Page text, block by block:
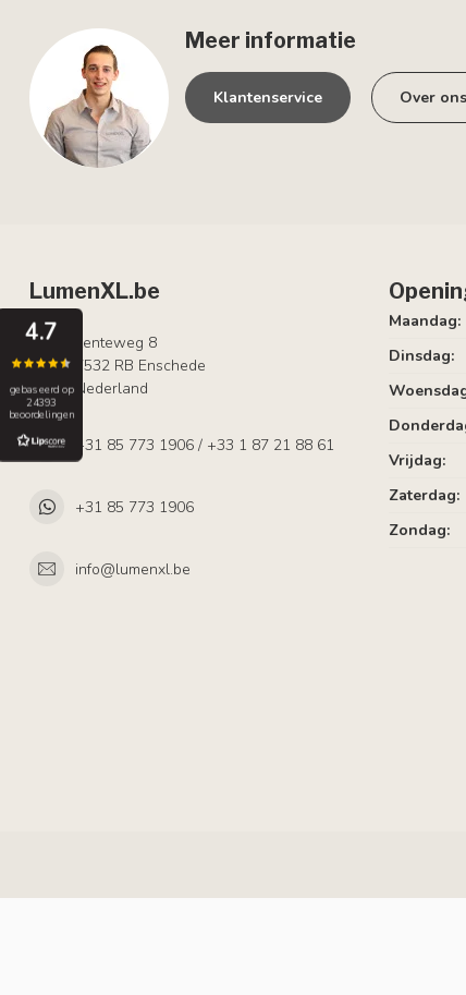
4.7
gebaseerd op
24393
beoordelingen
Meer informatie
Klantenservice Over ons
LumenXL.be
Lenteweg 8
7532 RB Enschede
Nederland
+31 85 773 1906 / +33 1 87 21 88 61
+31 85 773 1906
info@lumenxl.be
Maandag:
Dinsdag:
Vrijdag:
Zaterdag:
Zondag: